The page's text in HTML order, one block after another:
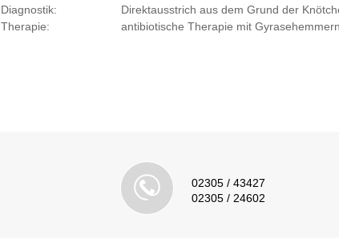
Diagnostik:
Direktausstrich aus dem Grund der
Therapie:
antibiotische Therapie mit
02305 / 43427
02305 / 24602